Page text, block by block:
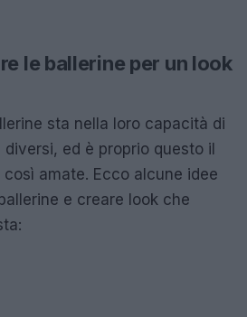
le ballerine per un look
sta nella loro capacità di
ed è proprio questo il
amate. Ecco alcune idee
e creare look che